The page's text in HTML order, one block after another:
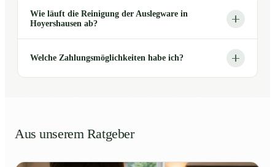
Wie läuft die Reinigung der Auslegware in
Hoyershausen ab?
Welche Zahlungsmöglichkeiten habe ich?
Aus unserem Ratgeber